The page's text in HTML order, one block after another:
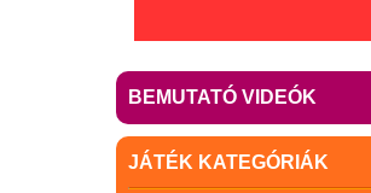
BEMUTATÓ VIDEÓK
JÁTÉK KATEGÓRIÁK